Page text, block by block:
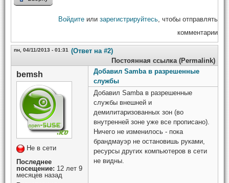
Войдите или зарегистрируйтесь, чтобы отправлять
комментарии
пн, 04/11/2013 - 01:31
(Ответ на #2)
Постоянная ссылка (Permalink)
bemsh
Не в сети
Последнее
посещение: 12 лет 9
месяцев назад
Добавил Samba в разрешенные
службы
Добавил Samba в разрешенные
службы внешней и
демилитаризованных зон (во
внутренней зоне уже все прописано).
Ничего не изменилось - пока
брандмауэр не остановишь руками,
ресурсы других компьютеров в сети
не видны.